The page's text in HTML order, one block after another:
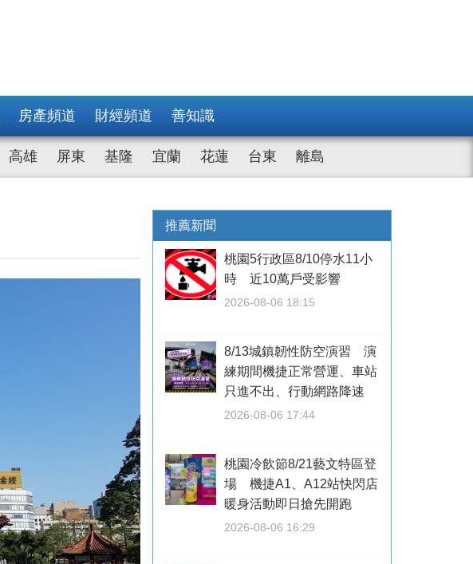
房產頻道 財經頻道 善知識
高雄 屏東 基隆 宜蘭 花蓮 台東 離島
推薦新聞
桃園5行政區8/10停水11小
時 近10萬戶受影響
2026-08-06 18:15
8/13城鎮韌性防空演習 演
練期間機捷正常營運、車站
只進不出、行動網路降速
2026-08-06 17:44
桃園冷飲節8/21藝文特區登
場 機捷A1、A12站快閃店
暖身活動即日搶先開跑
2026-08-06 16:29